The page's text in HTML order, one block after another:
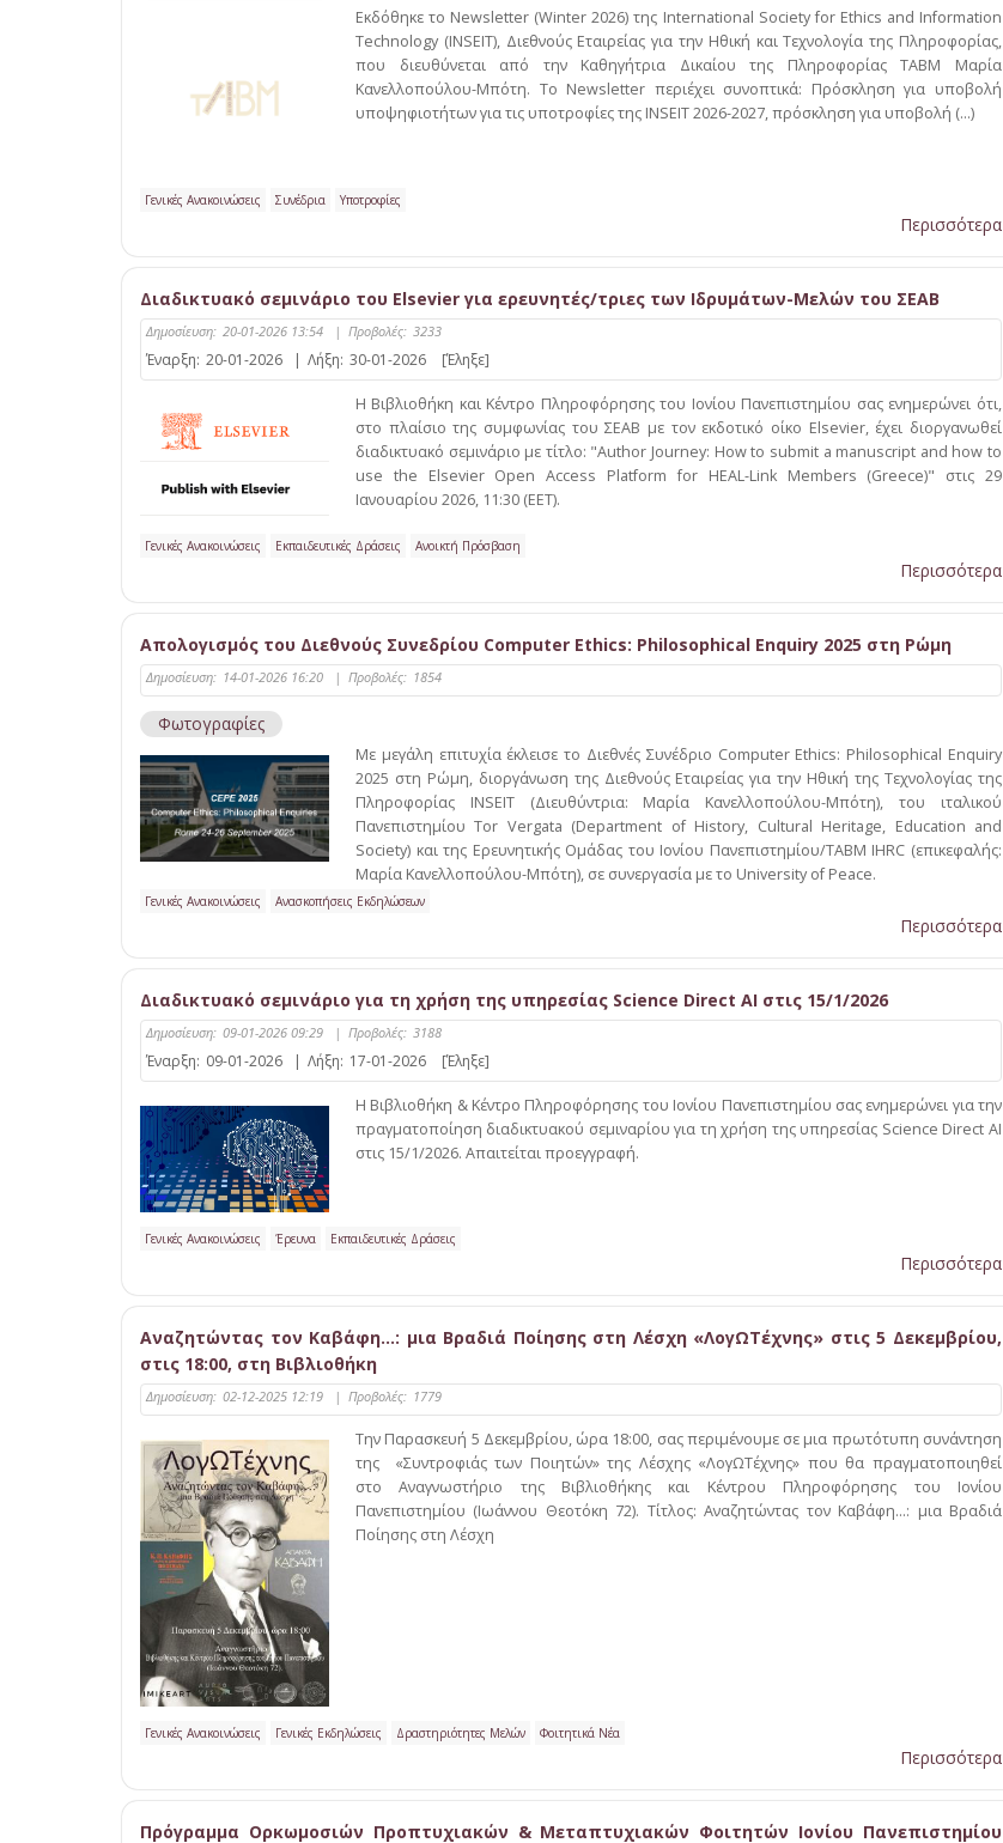
Εκδόθηκε το Newsletter (Winter 2026) της International Society for Ethics and Information
Technology (INSEIT), Διεθνούς Εταιρείας για την Ηθική και Τεχνολογία της Πληροφορίας,
που διευθύνεται από την Καθηγήτρια Δικαίου της Πληροφορίας ΤΑΒΜ Μαρία
Κανελλοπούλου-Μπότη. Το Νewsletter περιέχει συνοπτικά: Πρόσκληση για υποβολή
υποψηφιοτήτων για τις υποτροφίες της INSEIT 2026-2027, πρόσκληση για υποβολή (...)
Γενικές Ανακοινώσεις Συνέδρια Υποτροφίες
Περισσότερα
Διαδικτυακό σεμινάριο του Elsevier για ερευνητές/τριες των Ιδρυμάτων-Μελών του ΣΕΑΒ
Δημοσίευση: 20-01-2026 13:54 | Προβολές: 3233
Έναρξη: 20-01-2026 | Λήξη: 30-01-2026 [Έληξε]
Η Βιβλιοθήκη και Κέντρο Πληροφόρησης του Ιονίου Πανεπιστημίου σας ενημερώνει ότι,
στο πλαίσιο της συμφωνίας του ΣΕΑΒ με τον εκδοτικό οίκο Elsevier, έχει διοργανωθεί
διαδικτυακό σεμινάριο με τίτλο: "Author Journey: How to submit a manuscript and how to
use the Elsevier Open Access Platform for HEAL-Link Members (Greece)" στις 29
Ιανουαρίου 2026, 11:30 (EET).
Γενικές Ανακοινώσεις Εκπαιδευτικές Δράσεις Ανοικτή Πρόσβαση
Περισσότερα
Απολογισμός του Διεθνούς Συνεδρίου Computer Ethics: Philosophical Enquiry 2025 στη Ρώμη
Δημοσίευση: 14-01-2026 16:20 | Προβολές: 1854
Φωτογραφίες
Mε μεγάλη επιτυχία έκλεισε το Διεθνές Συνέδριο Computer Ethics: Philosophical Enquiry
2025 στη Ρώμη, διοργάνωση της Διεθνούς Εταιρείας για την Ηθική της Τεχνολογίας της
Πληροφορίας INSEIT (Διευθύντρια: Μαρία Κανελλοπούλου-Μπότη), του ιταλικού
Πανεπιστημίου Tor Vergata (Department of History, Cultural Heritage, Education and
Society) και της Ερευνητικής Ομάδας του Ιονίου Πανεπιστημίου/ΤΑΒΜ IHRC (επικεφαλής:
Μαρία Κανελλοπούλου-Μπότη), σε συνεργασία με το University of Peace.
Γενικές Ανακοινώσεις Ανασκοπήσεις Εκδηλώσεων
Περισσότερα
Διαδικτυακό σεμινάριο για τη χρήση της υπηρεσίας Science Direct AI στις 15/1/2026
Δημοσίευση: 09-01-2026 09:29 | Προβολές: 3188
Έναρξη: 09-01-2026 | Λήξη: 17-01-2026 [Έληξε]
Η Βιβλιοθήκη & Κέντρο Πληροφόρησης του Ιονίου Πανεπιστημίου σας ενημερώνει για την
πραγματοποίηση διαδικτυακού σεμιναρίου για τη χρήση της υπηρεσίας Science Direct AI
στις 15/1/2026. Απαιτείται προεγγραφή.
Γενικές Ανακοινώσεις Έρευνα Εκπαιδευτικές Δράσεις
Περισσότερα
Αναζητώντας τον Καβάφη…: μια Βραδιά Ποίησης στη Λέσχη «ΛογΩΤέχνης» στις 5 Δεκεμβρίου,
στις 18:00, στη Βιβλιοθήκη
Δημοσίευση: 02-12-2025 12:19 | Προβολές: 1779
Την Παρασκευή 5 Δεκεμβρίου, ώρα 18:00, σας περιμένουμε σε μια πρωτότυπη συνάντηση
της «Συντροφιάς των Ποιητών» της Λέσχης «ΛογΩΤέχνης» που θα πραγματοποιηθεί
στο Αναγνωστήριο της Βιβλιοθήκης και Κέντρου Πληροφόρησης του Ιονίου
Πανεπιστημίου (Ιωάννου Θεοτόκη 72). Τίτλος: Αναζητώντας τον Καβάφη…: μια Βραδιά
Ποίησης στη Λέσχη
Γενικές Ανακοινώσεις Γενικές Εκδηλώσεις Δραστηριότητες Μελών Φοιτητικά Νέα
Περισσότερα
Πρόγραμμα Ορκωμοσιών Προπτυχιακών & Μεταπτυχιακών Φοιτητών Ιονίου Πανεπιστημίου